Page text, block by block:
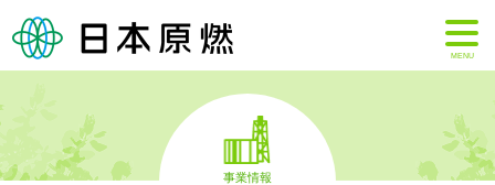
MENU
事業情報